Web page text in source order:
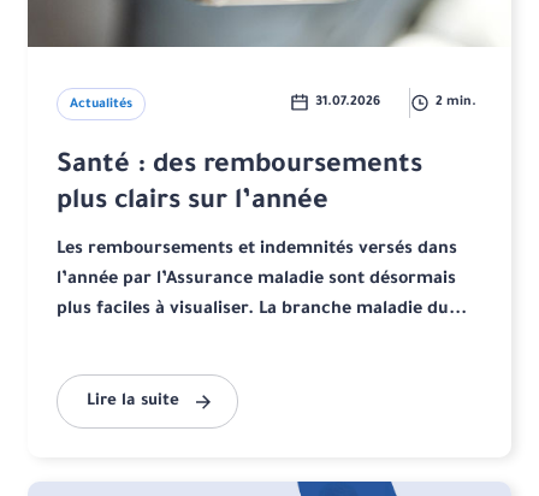
Actualités 31.07.2026 2 min.
Santé : des remboursements
plus clairs sur l’année
Les remboursements et indemnités versés dans
l’année par l’Assurance maladie sont désormais
plus faciles à visualiser. La branche maladie du...
Lire la suite